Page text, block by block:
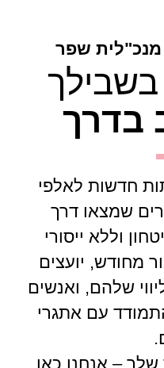
שפר
בשבילך
בדרך
חדשות לאלפי
שמצאו דרך
וללא ייסורי
מחודש, יועצים
שלהם, ואנשים
עם אתגרי
– אנחנו כאן